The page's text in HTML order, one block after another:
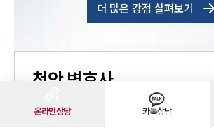
온라인상담 카톡상담
더 많은 강점 살펴보기
천안변호사
법률상담예약